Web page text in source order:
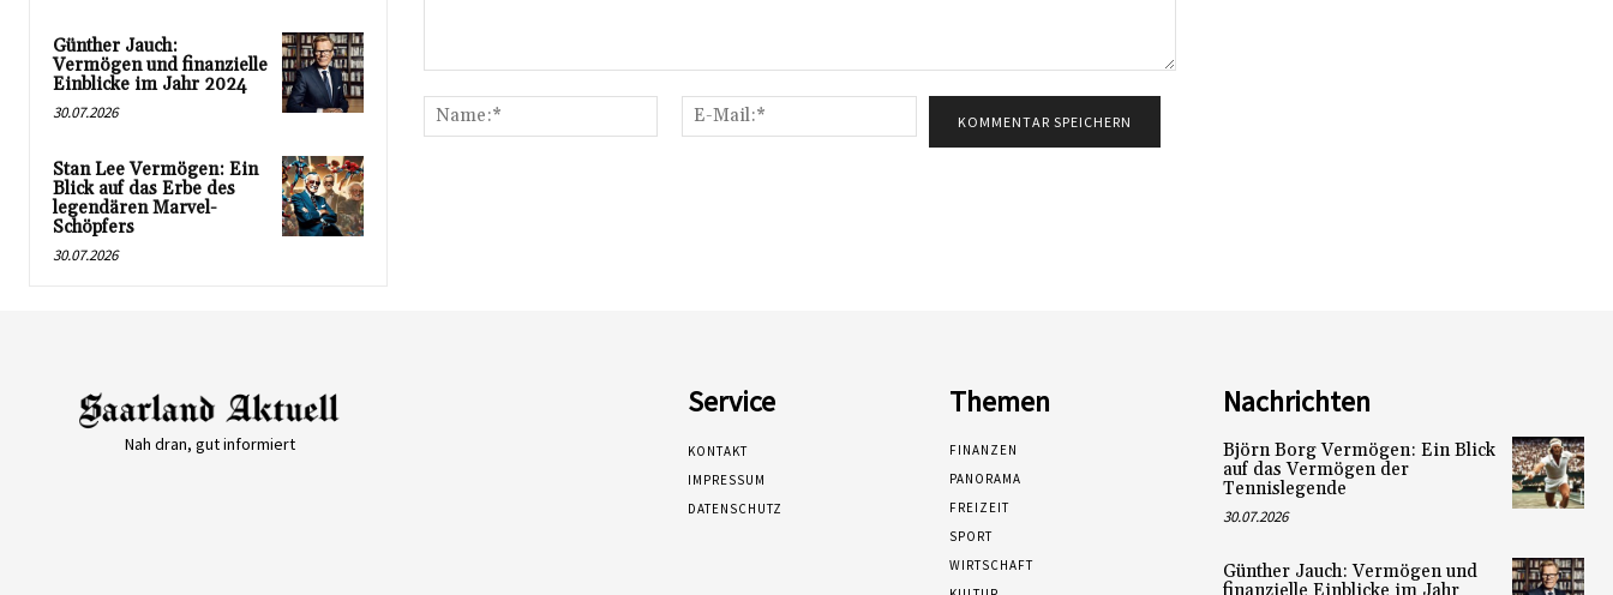
Günther Jauch:
Vermögen und finanzielle
Einblicke im Jahr 2024
30.07.2026
Stan Lee Vermögen: Ein
Blick auf das Erbe des
legendären Marvel-
Schöpfers
30.07.2026
Name:*
Mail:*
Nah dran, gut informiert
Service
KONTAKT
IMPRESSUM
DATENSCHUTZ
Themen
FINANZEN
PANORAMA
FREIZEIT
SPORT
WIRTSCHAFT
Nachrichten
Björn Borg Vermögen: Ein Blick
auf das Vermögen der
Tennislegende
30.07.2026
Günther Jauch: Vermögen und